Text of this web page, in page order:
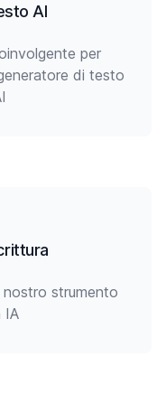
AI
per
di testo
strumento
IA